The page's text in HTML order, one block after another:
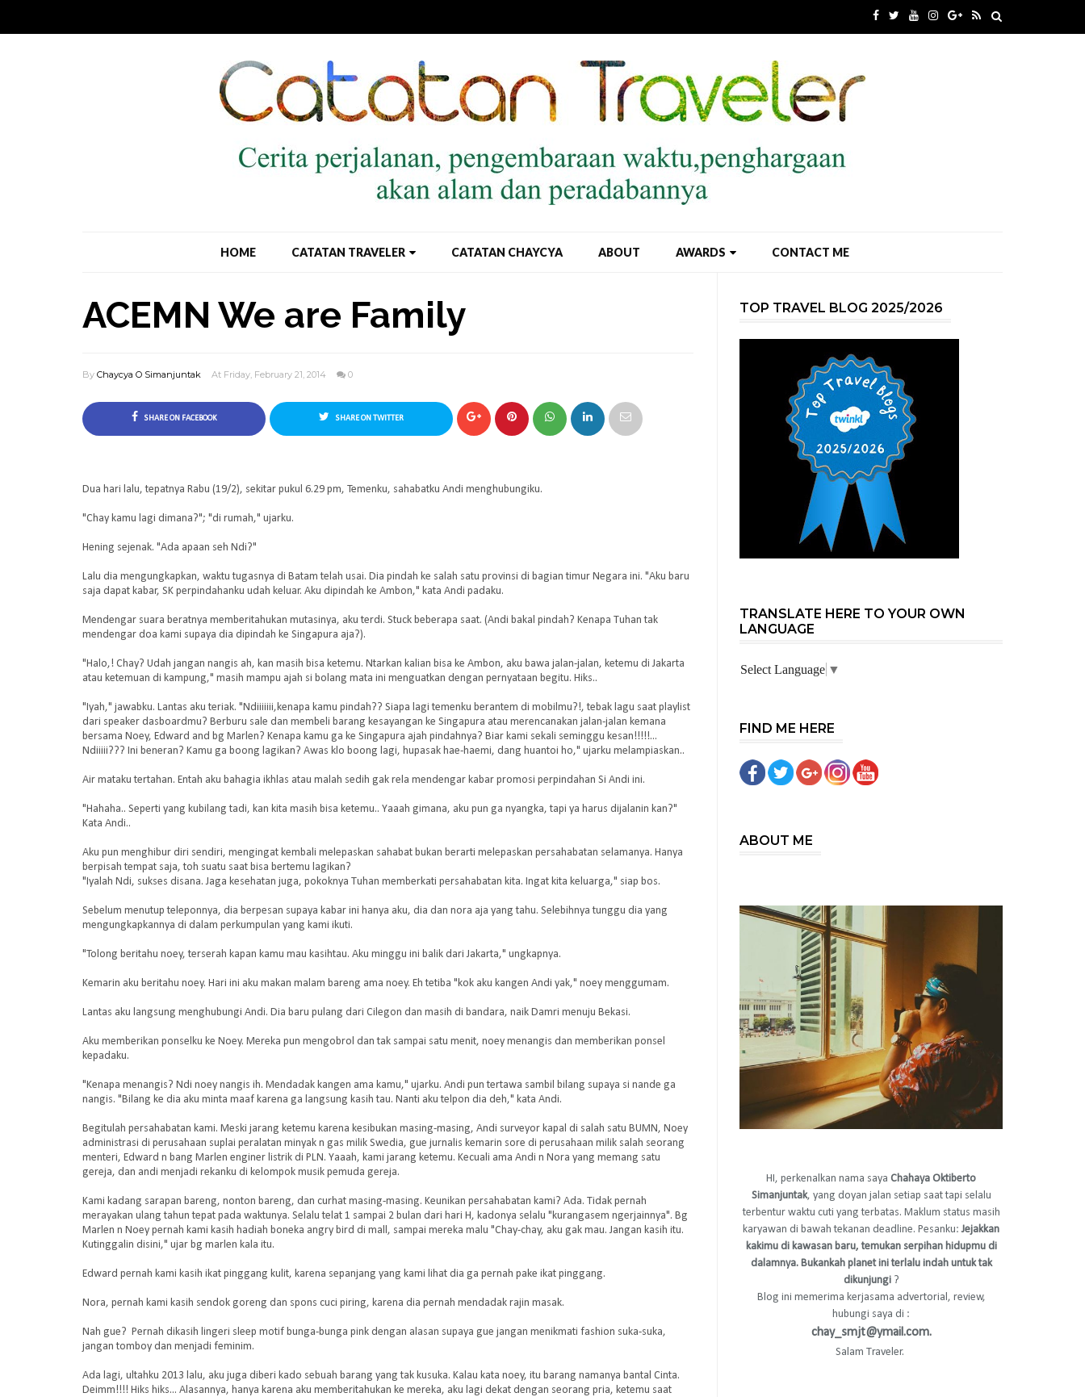
HOME CATATAN TRAVELER CATATAN CHAYCYA ABOUT AWARDS CONTACT ME
ACEMN We are Family
By Chaycya O Simanjuntak At Friday, February 21, 2014 0
SHARE ON FACEBOOK SHARE ON TWITTER
Dua hari lalu, tepatnya Rabu (19/2), sekitar pukul 6.29 pm, Temenku, sahabatku Andi menghubungiku.
"Chay kamu lagi dimana?"; "di rumah," ujarku.
Hening sejenak. "Ada apaan seh Ndi?"
Lalu dia mengungkapkan, waktu tugasnya di Batam telah usai. Dia pindah ke salah satu provinsi di bagian timur Negara ini. "Aku baru
saja dapat kabar, SK perpindahanku udah keluar. Aku dipindah ke Ambon," kata Andi padaku.
Mendengar suara beratnya memberitahukan mutasinya, aku terdi. Stuck beberapa saat. (Andi bakal pindah? Kenapa Tuhan tak
mendengar doa kami supaya dia dipindah ke Singapura aja?).
"Halo,! Chay? Udah jangan nangis ah, kan masih bisa ketemu. Ntarkan kalian bisa ke Ambon, aku bawa jalan-jalan, ketemu di Jakarta
atau ketemuan di kampung," masih mampu ajah si bolang mata ini menguatkan dengan pernyataan begitu. Hiks..
"Iyah," jawabku. Lantas aku teriak. "Ndiiiiiii,kenapa kamu pindah?? Siapa lagi temenku berantem di mobilmu?!, tebak lagu saat playlist
dari speaker dasboardmu? Berburu sale dan membeli barang kesayangan ke Singapura atau merencanakan jalan-jalan kemana
bersama Noey, Edward and bg Marlen? Kenapa kamu ga ke Singapura ajah pindahnya? Biar kami sekali seminggu kesan!!!!!...
Ndiiiii??? Ini beneran? Kamu ga boong lagikan? Awas klo boong lagi, hupasak hae-haemi, dang huantoi ho," ujarku melampiaskan..
Air mataku tertahan. Entah aku bahagia ikhlas atau malah sedih gak rela mendengar kabar promosi perpindahan Si Andi ini.
"Hahaha.. Seperti yang kubilang tadi, kan kita masih bisa ketemu.. Yaaah gimana, aku pun ga nyangka, tapi ya harus dijalanin kan?"
Kata Andi..
Aku pun menghibur diri sendiri, mengingat kembali melepaskan sahabat bukan berarti melepaskan persahabatan selamanya. Hanya
berpisah tempat saja, toh suatu saat bisa bertemu lagikan?
"Iyalah Ndi, sukses disana. Jaga kesehatan juga, pokoknya Tuhan memberkati persahabatan kita. Ingat kita keluarga," siap bos.
Sebelum menutup teleponnya, dia berpesan supaya kabar ini hanya aku, dia dan nora aja yang tahu. Selebihnya tunggu dia yang
mengungkapkannya di dalam perkumpulan yang kami ikuti.
"Tolong beritahu noey, terserah kapan kamu mau kasihtau. Aku minggu ini balik dari Jakarta," ungkapnya.
Kemarin aku beritahu noey. Hari ini aku makan malam bareng ama noey. Eh tetiba "kok aku kangen Andi yak," noey menggumam.
Lantas aku langsung menghubungi Andi. Dia baru pulang dari Cilegon dan masih di bandara, naik Damri menuju Bekasi.
Aku memberikan ponselku ke Noey. Mereka pun mengobrol dan tak sampai satu menit, noey menangis dan memberikan ponsel
kepadaku.
"Kenapa menangis? Ndi noey nangis ih. Mendadak kangen ama kamu," ujarku. Andi pun tertawa sambil bilang supaya si nande ga
nangis. "Bilang ke dia aku minta maaf karena ga langsung kasih tau. Nanti aku telpon dia deh," kata Andi.
Begitulah persahabatan kami. Meski jarang ketemu karena kesibukan masing-masing, Andi surveyor kapal di salah satu BUMN, Noey
administrasi di perusahaan suplai peralatan minyak n gas milik Swedia, gue jurnalis kemarin sore di perusahaan milik salah seorang
menteri, Edward n bang Marlen enginer listrik di PLN. Yaaah, kami jarang ketemu. Kecuali ama Andi n Nora yang memang satu
gereja, dan andi menjadi rekanku di kelompok musik pemuda gereja.
Kami kadang sarapan bareng, nonton bareng, dan curhat masing-masing. Keunikan persahabatan kami? Ada. Tidak pernah
merayakan ulang tahun tepat pada waktunya. Selalu telat 1 sampai 2 bulan dari hari H, kadonya selalu "kurangasem ngerjainnya". Bg
Marlen n Noey pernah kami kasih hadiah boneka angry bird di mall, sampai mereka malu "Chay-chay, aku gak mau. Jangan kasih itu.
Kutinggalin disini," ujar bg marlen kala itu.
Edward pernah kami kasih ikat pinggang kulit, karena sepanjang yang kami lihat dia ga pernah pake ikat pinggang.
Nora, pernah kami kasih sendok goreng dan spons cuci piring, karena dia pernah mendadak rajin masak.
Nah gue? Pernah dikasih lingeri sleep motif bunga-bunga pink dengan alasan supaya gue jangan menikmati fashion suka-suka,
jangan tomboy dan menjadi feminim.
Ada lagi, ultahku 2013 lalu, aku juga diberi kado sebuah barang yang tak kusuka. Kalau kata noey, itu barang namanya bantal Cinta.
Deimm!!!! Hiks hiks... Alasannya, hanya karena aku memberitahukan ke mereka, aku lagi dekat dengan seorang pria, ketemu saat
TOP TRAVEL BLOG 2025/2026
TRANSLATE HERE TO YOUR OWN
LANGUAGE
Select Language ▼
FIND ME HERE
ABOUT ME
HI, perkenalkan nama saya Chahaya Oktiberto
Simanjuntak, yang doyan jalan setiap saat tapi selalu
terbentur waktu cuti yang terbatas. Maklum status masih
karyawan di bawah tekanan deadline. Pesanku:Jejakkan
kakimu di kawasan baru, temukan serpihan hidupmu di
dalamnya. Bukankah planet ini terlalu indah untuk tak
dikunjungi?
Blog ini memerima kerjasama advertorial, review,
hubungi saya di :
chay_smjt@ymail.com.
Salam Traveler.